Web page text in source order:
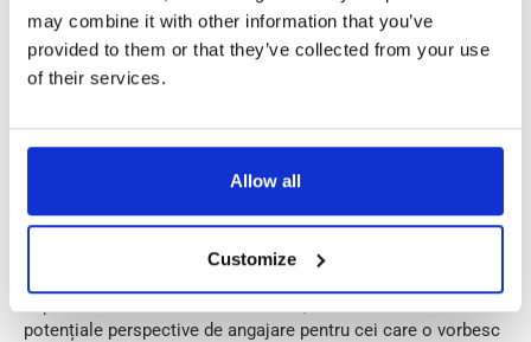
may combine it with other information that you’ve
provided to them or that they’ve collected from your use
of their services.
Allow all
Customize
Cu toate acestea, este esențial să se gestioneze așteptările,
deoarece găsirea unui loc de muncă în Germania doar pe
baza cunoștințelor de limbă rusă se poate dovedi o
astfel de oportunități.
În unele țări europene, cunoștințele de limba rusă pot fi mai
de lucrători migrați din țări precum Letonia sau Lituania.
potențiale perspective de angajare pentru cei care o vorbesc